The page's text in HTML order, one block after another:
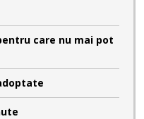
care nu mai pot